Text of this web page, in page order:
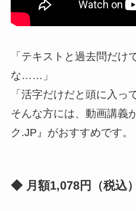
「テキストと過去問だけ
な……」
「活字だけだと頭に入っ
そんな方には、動画講義
ク.JP』がおすすめです。
◆ 月額1,078円（税込